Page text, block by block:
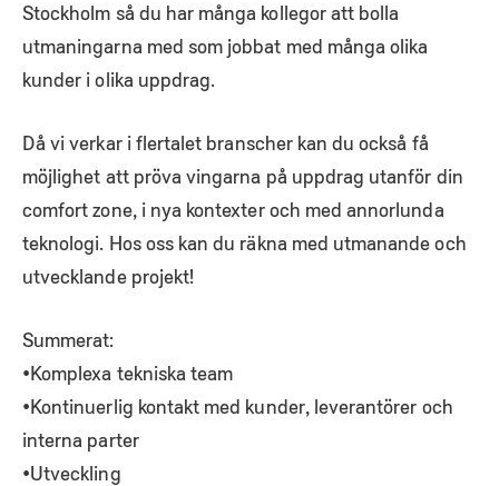
Stockholm så du har många kollegor att bolla
utmaningarna med som jobbat med många olika
kunder i olika uppdrag.
Då vi verkar i flertalet branscher kan du också få
möjlighet att pröva vingarna på uppdrag utanför din
comfort zone, i nya kontexter och med annorlunda
teknologi. Hos oss kan du räkna med utmanande och
utvecklande projekt!
Summerat:
•Komplexa tekniska team
•Kontinuerlig kontakt med kunder, leverantörer och
interna parter
•Utveckling